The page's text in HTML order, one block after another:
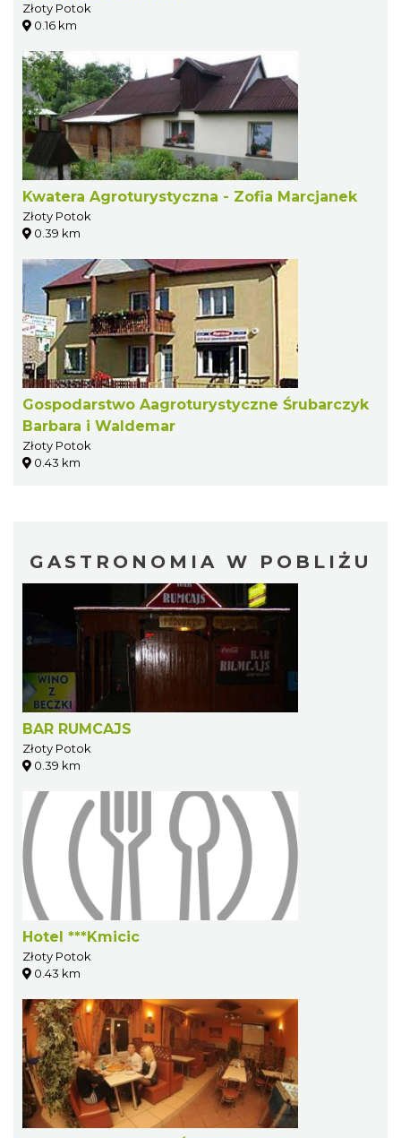
Złoty Potok
0.16 km
Kwatera Agroturystyczna - Zofia Marcjanek
Złoty Potok
0.39 km
Gospodarstwo Aagroturystyczne Śrubarczyk
Barbara i Waldemar
Złoty Potok
0.43 km
GASTRONOMIA W POBLIŻU
BAR RUMCAJS
Złoty Potok
0.39 km
Hotel ***Kmicic
Złoty Potok
0.43 km